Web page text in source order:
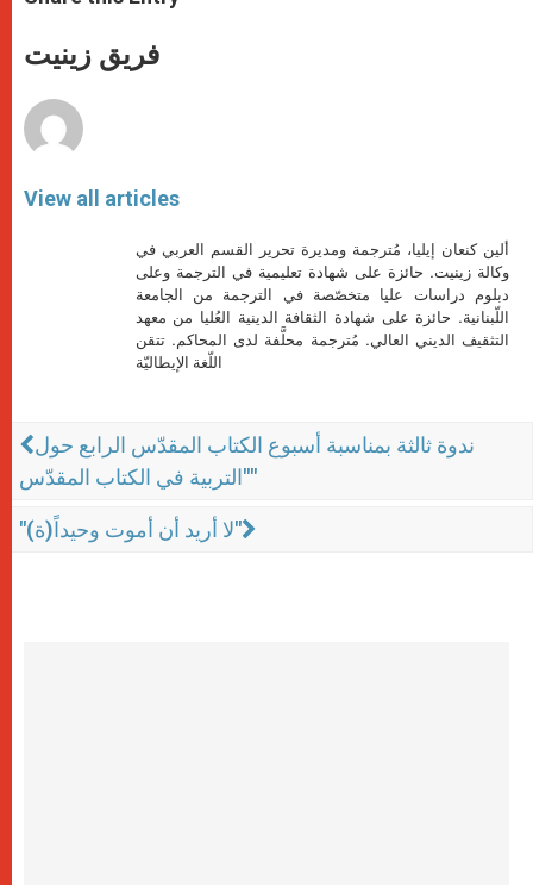
s
p
p
e
g
e
b
o
k
فريق زينيت
View all articles
ألين كنعان إيليا، مُترجمة ومديرة تحرير القسم العربي في
وكالة زينيت. حائزة على شهادة تعليمية في الترجمة وعلى
دبلوم دراسات عليا متخصّصة في الترجمة من الجامعة
اللّبنانية. حائزة على شهادة الثقافة الدينية العُليا من معهد
التثقيف الديني العالي. مُترجمة محلَّفة لدى المحاكم. تتقن
اللّغة الإيطاليّة
ندوة ثالثة بمناسبة أسبوع الكتاب المقدّس الرابع حول
"التربية في الكتاب المقدّس"
"لا أريد أن أموت وحيداً(ة)"